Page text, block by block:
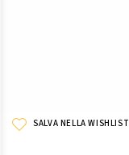
SALVA NELLA WISHLIST